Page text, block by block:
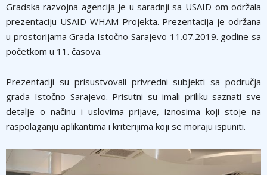
Gradska razvojna agencija je u saradnji sa USAID-om održala
prezentaciju USAID WHAM Projekta. Prezentacija je održana
u prostorijama Grada Istočno Sarajevo 11.07.2019. godine sa
početkom u 11. časova.
Prezentaciji su prisustvovali privredni subjekti sa područja
grada Istočno Sarajevo. Prisutni su imali priliku saznati sve
detalje o načinu i uslovima prijave, iznosima koji stoje na
raspolaganju aplikantima i kriterijima koji se moraju ispuniti.